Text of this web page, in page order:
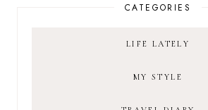
CATEGORIES
LIFE LATELY
MY STYLE